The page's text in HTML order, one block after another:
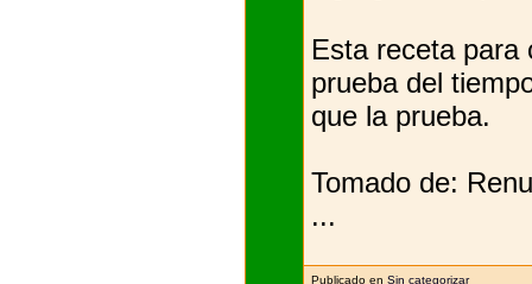
Esta receta para
prueba del
que la prueba.
Tomado de:
...
Publicado en Sin categorizar